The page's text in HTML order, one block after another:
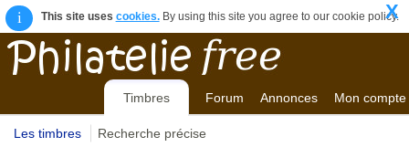
i This site uses cookies.By using this site you agree to our cookie policy.
X
Timbres Forum Annonces Mon compte
Les timbres Recherche précise